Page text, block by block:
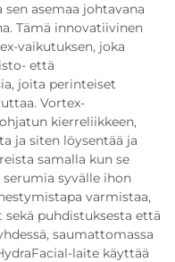
asemaa johtavana
Tämä innovatiivinen
vaikutuksen, joka
että
joita perinteiset
Vortex-
kierreliikkeen,
ja siten löysentää ja
samalla kun se
syvälle ihon
varmistaa,
puhdistuksesta että
saumattomassa
laite käyttää